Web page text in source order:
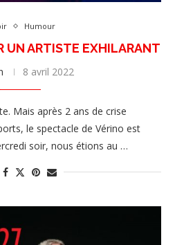
Humour
UN ARTISTE EXHILARANT
8 avril 2022
Mais après 2 ans de crise
le spectacle de Vérino est
soir, nous étions au …